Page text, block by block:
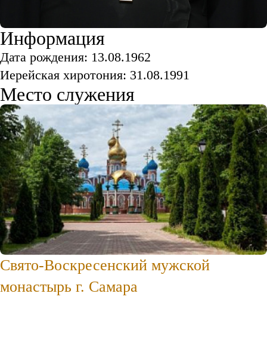
Информация
Дата рождения: 13.08.1962
Иерейская хиротония: 31.08.1991
Место служения
Свято-Воскресенский мужской
монастырь г. Самара